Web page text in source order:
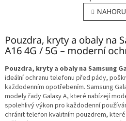
v
l
á
a
c
í
p
r
v
k
y
v
á
n
k
v
á
n
NAHORU
Pouzdra, kryty a obaly na
A16 4G / 5G – moderní
Pouzdra, kryty a obaly na Samsung
ideální ochranu telefonu před pády,
každodenním opotřebením. Samsung
modely řady Galaxy A, které nabízejí
spolehlivý výkon pro každodenní
chránit telefon kvalitním pouzdrem,